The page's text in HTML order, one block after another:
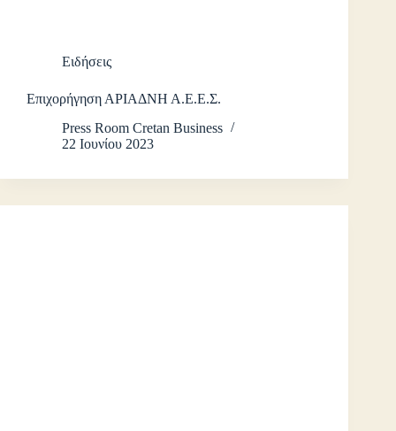
Ειδήσεις
Επιχορήγηση ΑΡΙΑΔΝΗ Α.Ε.Ε.Σ.
Press Room Cretan Business
22 Ιουνίου 2023